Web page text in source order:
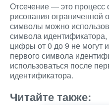
Отсечение — это процесс
рисования ограниченной
символы можно
символа
цифры от 0 до 9 не могут
первого символа
использоваться после
идентификатора.
Читайте также: